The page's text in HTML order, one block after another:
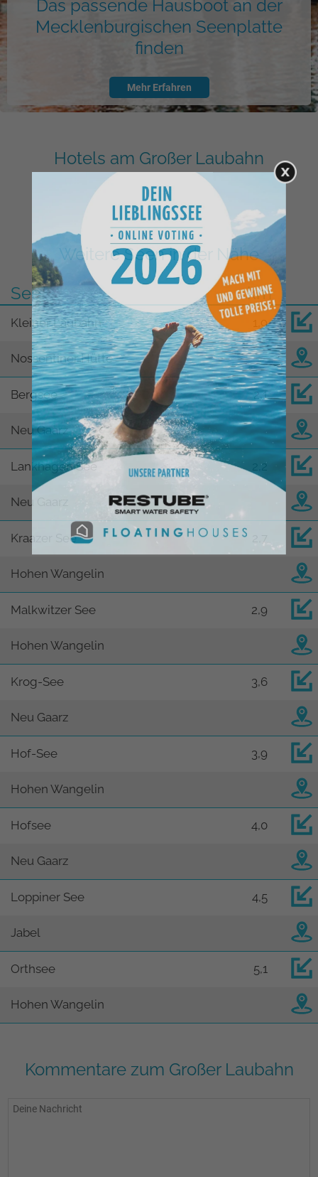
Das passende Hausboot an der
Mecklenburgischen Seenplatte
finden
Mehr Erfahren
Hotels am Großer Laubahn
Weitere Seen in der Nähe
See
km
Kleiner Laubahn 1,9
Nossentiner Hütte
Bergsee 2,1
Neu Gaarz
Lankhagen See 2,2
Neu Gaarz
Kraazer See
Hohen Wangelin
Malkwitzer See 2,9
Hohen Wangelin
Krog-See 3,6
Neu Gaarz
Hof-See 3,9
Hohen Wangelin
Hofsee 4,0
Neu Gaarz
Loppiner See 4,5
Jabel
Orthsee 5,1
Hohen Wangelin
Kommentare zum Großer Laubahn